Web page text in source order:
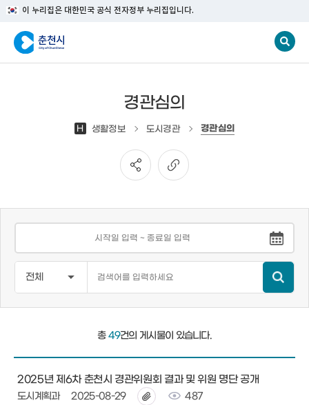
이 누리집은 대한민국 공식 전자정부 누리집입니다.
경관심의
H 생활정보 도시경관 경관심의
총49건의 게시물이 있습니다.
2025년 제6차 춘천시 경관위원회 결과 및 위원 명단 공개
도시계획과 2025-08-29 487